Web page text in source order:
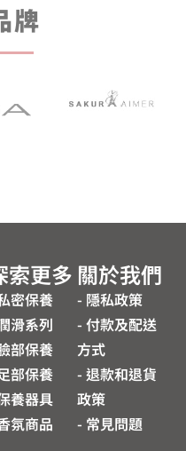
牌
索更多
密保養
滑系列
部保養
部保養
養器具
氛商品
關於我們
- 隱私政策
- 付款及配送
方式
- 退款和退貨
政策
- 常見問題